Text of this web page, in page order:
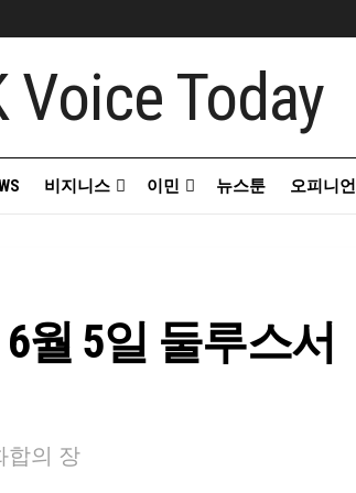
비지니스 이민 뉴스툰 오피니언
월 5일 둘루스서
합의 장